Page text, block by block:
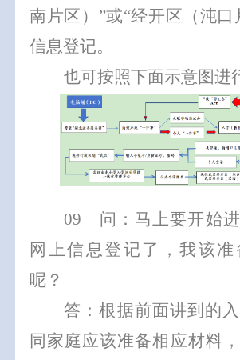
南片区） ”或“经开区（沌口
信息登记。
也可按照下面示意图进
09
问：马上要开始
网上信息登记了，我该
呢？
答：根据前面讲到的
同家庭应该准备相应材料